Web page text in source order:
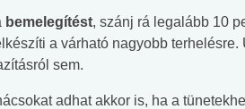
bemelegítést, szánj rá legalább 10
a várható nagyobb
sem.
adhat akkor is, ha a